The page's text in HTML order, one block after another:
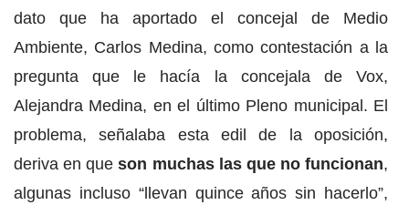
dato que ha aportado el concejal de Medio
Ambiente, Carlos Medina, como contestación a la
pregunta que le hacía la concejala de Vox,
Alejandra Medina, en el último Pleno municipal. El
problema, señalaba esta edil de la oposición,
deriva en queson muchas las que no funcionan,
algunas incluso “llevan quince años sin hacerlo”,